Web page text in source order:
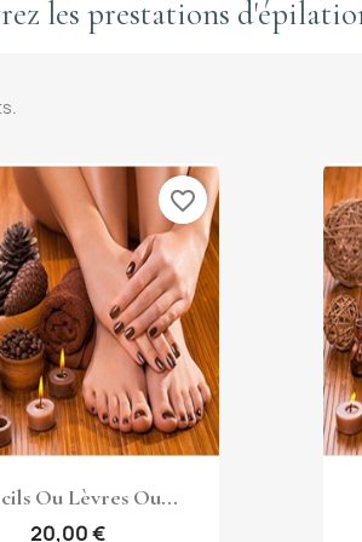
les prestations
Aperçu rapide
Ou Lèvres Ou...
20,00 €
favorite_border